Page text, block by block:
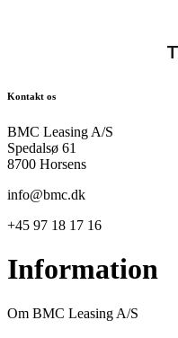
Kontakt os
BMC Leasing A/S
Spedalsø 61
8700 Horsens
info@bmc.dk
+45 97 18 17 16
Information
Om BMC Leasing A/S